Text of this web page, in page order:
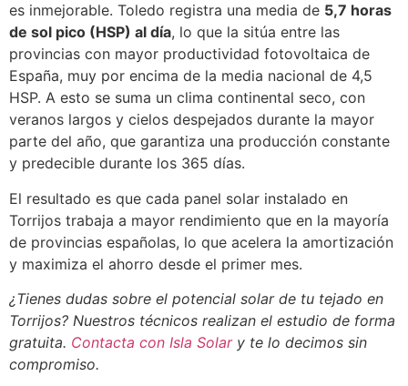
es inmejorable. Toledo registra una media de 5,7 horas
de sol pico (HSP) al día, lo que la sitúa entre las
provincias con mayor productividad fotovoltaica de
España, muy por encima de la media nacional de 4,5
HSP. A esto se suma un clima continental seco, con
veranos largos y cielos despejados durante la mayor
parte del año, que garantiza una producción constante
y predecible durante los 365 días.
El resultado es que cada panel solar instalado en
Torrijos trabaja a mayor rendimiento que en la mayoría
de provincias españolas, lo que acelera la amortización
y maximiza el ahorro desde el primer mes.
¿Tienes dudas sobre el potencial solar de tu tejado en
Torrijos? Nuestros técnicos realizan el estudio de forma
gratuita. Contacta con Isla Solary te lo decimos sin
compromiso.